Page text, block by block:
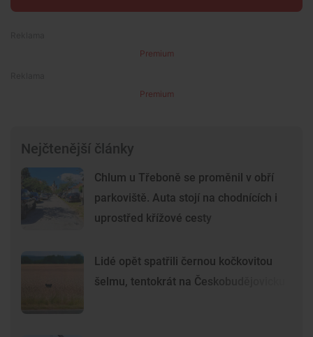
Premium
Premium
Nejčtenější články
Chlum u Třeboně se proměnil v obří
parkoviště. Auta stojí na chodnících i
uprostřed křížové cesty
Lidé opět spatřili černou kočkovitou
šelmu, tentokrát na Českobudějovicku